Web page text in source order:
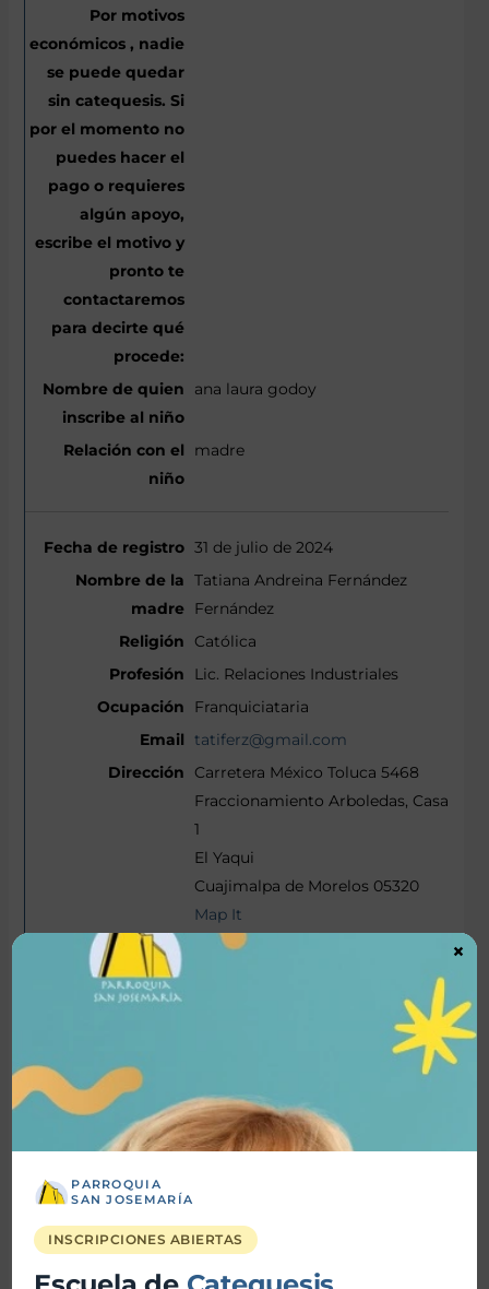
ana laura godoy
madre
31 de julio de 2024
Tatiana Andreina Fernández
Fernández
Católica
Lic. Relaciones Industriales
Franquiciataria
tatiferz@gmail.com
Carretera México Toluca 5468
Fraccionamiento Arboledas, Casa
1
El Yaqui
Cuajimalpa de Morelos 05320
Map It
(554) 062-4984
Consultor
marcanoarias@gmail.com
Ezequiel Claret Marcano
PARROQUIA
SAN JOSEMARÍA
INSCRIPCIONES ABIERTAS
×